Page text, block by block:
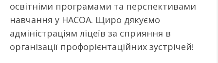
освітніми програмами та перспективами
навчання у НАСОА. Щиро дякуємо
адміністраціям ліцеїв за сприяння в
організації профорієнтаційних зустрічей!